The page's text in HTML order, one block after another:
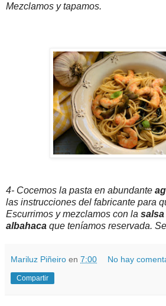
Mezclamos y tapamos.
4- Cocemos la pasta en abundante
las instrucciones del fabricante para
Escurrimos y mezclamos con la
albahaca que teníamos reservada.
Mariluz Piñeiro en 7:00 No hay
Compartir